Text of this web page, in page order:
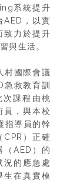
系統提升
AED，以實
致力於提升
與生活。
村國際會議
急救教育訓
次課程由桃
員，與本校
指導員的幹
CPR）正確
（AED）的
況的應急處
生在真實模